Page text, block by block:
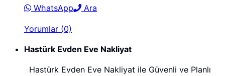
WhatsApp Ara
Yorumlar (0)
Hastürk Evden Eve Nakliyat
Hastürk Evden Eve Nakliyat ile Güvenli ve Planlı